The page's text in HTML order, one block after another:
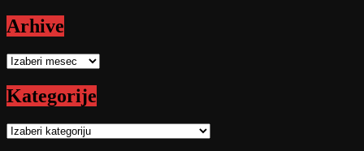
Arhive
Arhive
Kategorije
Kategorije